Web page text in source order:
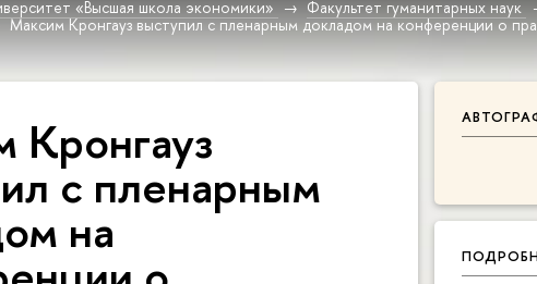
«Высшая школа экономики» Факультет гуманитарных наук
Максим Кронгауз выступил с пленарным докладом на конференции о
Кронгауз
с пленарным
на